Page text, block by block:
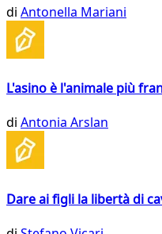
di Antonella Mariani
L'asino è l'animale più
di Antonia Arslan
Dare ai figli la libertà di